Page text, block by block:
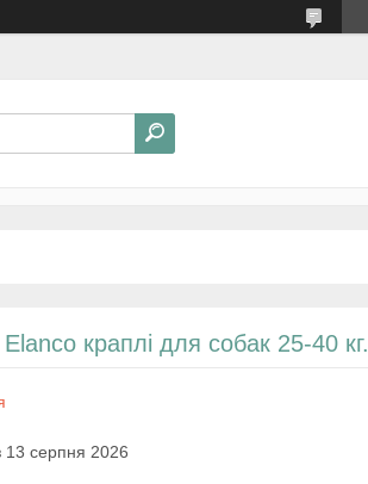
краплі для собак 25-40 кг.
13 серпня 2026